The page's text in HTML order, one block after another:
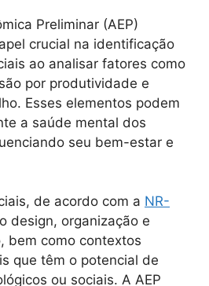
Preliminar (AEP)
crucial na identificação
ao analisar fatores como
por produtividade e
Esses elementos podem
a saúde mental dos
seu bem-estar e
de acordo com a NR-
design, organização e
bem como contextos
que têm o potencial de
ou sociais. A AEP